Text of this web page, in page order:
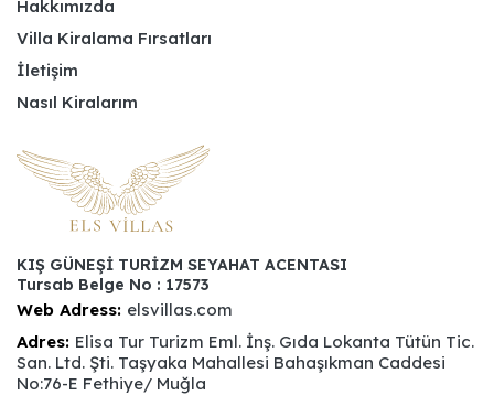
Hakkımızda
Villa Kiralama Fırsatları
İletişim
Nasıl Kiralarım
KIŞ GÜNEŞİ TURİZM SEYAHAT ACENTASI
Tursab Belge No : 17573
Web Adress: elsvillas.com
Adres: Elisa Tur Turizm Eml. İnş. Gıda Lokanta Tütün Tic.
San. Ltd. Şti. Taşyaka Mahallesi Bahaşıkman Caddesi
No:76-E Fethiye/ Muğla